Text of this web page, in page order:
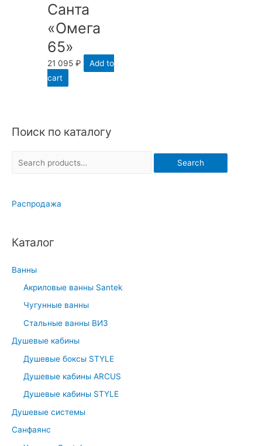
Поиск по каталогу
r
h
o
Search
Распродажа
Каталог
Ванны
Акриловые ванны Santek
Чугунные ванны
Стальные ванны ВИЗ
Душевые кабины
Душевые боксы STYLE
Душевые кабины ARCUS
Душевые кабины STYLE
Душевые системы
Санфаянс
Санта
«Омега
65»
21 095₽
Add to
cart